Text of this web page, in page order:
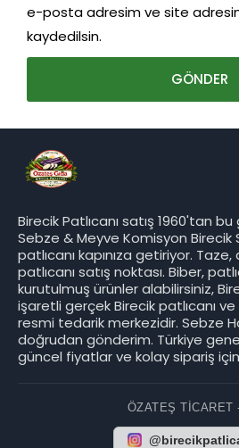
e-posta adresim ve site
kaydedilsin.
Birecik Patlıcanı satış 1960'tan
Sebze & Meyve Komisyon Birecik
patlıcanı kapınıza getiriyor.
patlıcanı satış noktası. Biber,
kurutulmuş ürünler alabilirsiniz,
işaretli gerçek Birecik patlıcanı
resmi tedarik merkezidir. Sebze
doğrudan gönderim. Türkiye
güncel fiyatlar ve kolay sipariş
ÖZATEŞ TICARET